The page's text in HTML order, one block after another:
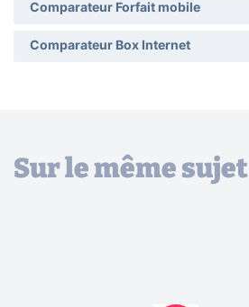
Comparateur Forfait mobile
Comparateur Box Internet
Sur le même sujet